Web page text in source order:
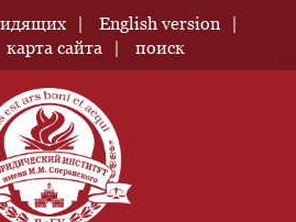
English version
карта сайта поиск